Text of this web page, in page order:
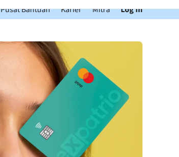
Pusat Bantuan Karier Mitra Log In